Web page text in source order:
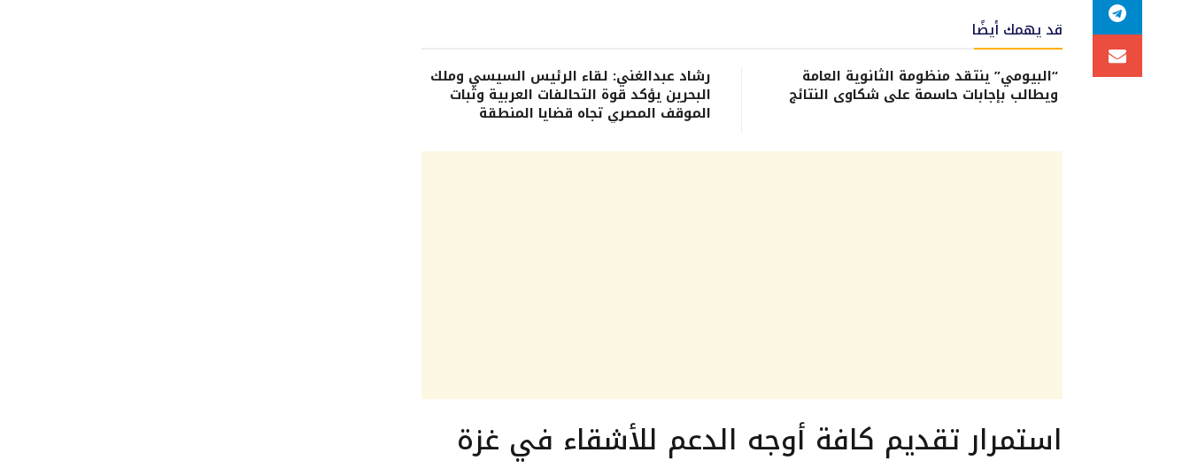
قد يهمك أيضًا
“البيومي” ينتقد منظومة الثانوية العامة
ويطالب بإجابات حاسمة على شكاوى النتائج
رشاد عبدالغني: لقاء الرئيس السيسي وملك
البحرين يؤكد قوة التحالفات العربية وثبات
الموقف المصري تجاه قضايا المنطقة
استمرار تقديم كافة أوجه الدعم للأشقاء في غزة